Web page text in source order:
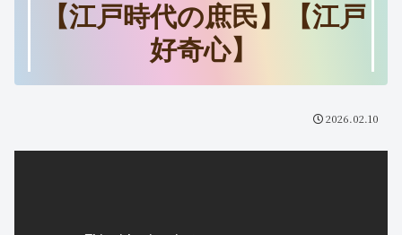
【江戸時代の庶民】【江戸
好奇心】
2026.02.10